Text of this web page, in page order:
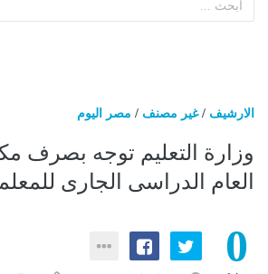
الارشيف /غير مصنف / مصر اليوم
وزارة التعليم توجه بصرف
العام الدراسى الجارى
0